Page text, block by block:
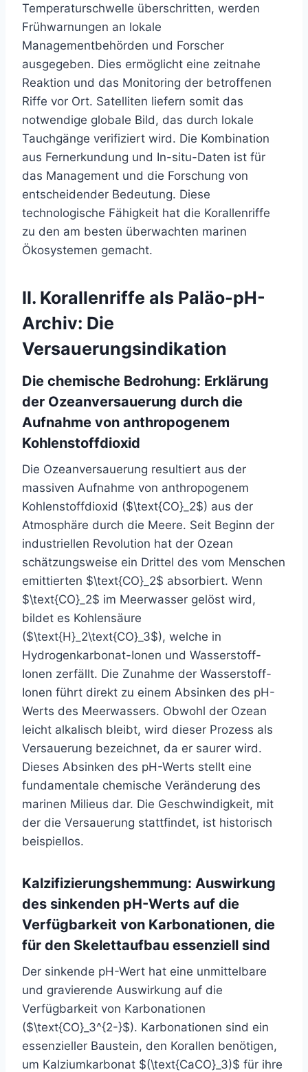
Temperaturschwelle überschritten, werden
Frühwarnungen an lokale
Managementbehörden und Forscher
ausgegeben. Dies ermöglicht eine zeitnahe
Reaktion und das Monitoring der betroffenen
Riffe vor Ort. Satelliten liefern somit das
notwendige globale Bild, das durch lokale
Tauchgänge verifiziert wird. Die Kombination
aus Fernerkundung und In-situ-Daten ist für
das Management und die Forschung von
entscheidender Bedeutung. Diese
technologische Fähigkeit hat die Korallenriffe
zu den am besten überwachten marinen
Ökosystemen gemacht.
II. Korallenriffe als Paläo-pH-
Archiv: Die
Versauerungsindikation
Die chemische Bedrohung: Erklärung
der Ozeanversauerung durch die
Aufnahme von anthropogenem
Kohlenstoffdioxid
Die Ozeanversauerung resultiert aus der
massiven Aufnahme von anthropogenem
Kohlenstoffdioxid ($\text{CO}_2$) aus der
Atmosphäre durch die Meere. Seit Beginn der
industriellen Revolution hat der Ozean
schätzungsweise ein Drittel des vom Menschen
emittierten $\text{CO}_2$ absorbiert. Wenn
$\text{CO}_2$ im Meerwasser gelöst wird,
bildet es Kohlensäure
($\text{H}_2\text{CO}_3$), welche in
Hydrogenkarbonat-Ionen und Wasserstoff-
Ionen zerfällt. Die Zunahme der Wasserstoff-
Ionen führt direkt zu einem Absinken des pH-
Werts des Meerwassers. Obwohl der Ozean
leicht alkalisch bleibt, wird dieser Prozess als
Versauerung bezeichnet, da er saurer wird.
Dieses Absinken des pH-Werts stellt eine
fundamentale chemische Veränderung des
marinen Milieus dar. Die Geschwindigkeit, mit
der die Versauerung stattfindet, ist historisch
beispiellos.
Kalzifizierungshemmung: Auswirkung
des sinkenden pH-Werts auf die
Verfügbarkeit von Karbonationen, die
für den Skelettaufbau essenziell sind
Der sinkende pH-Wert hat eine unmittelbare
und gravierende Auswirkung auf die
Verfügbarkeit von Karbonationen
($\text{CO}_3^{2-}$). Karbonationen sind ein
essenzieller Baustein, den Korallen benötigen,
um Kalziumkarbonat $(\text{CaCO}_3)$ für ihre